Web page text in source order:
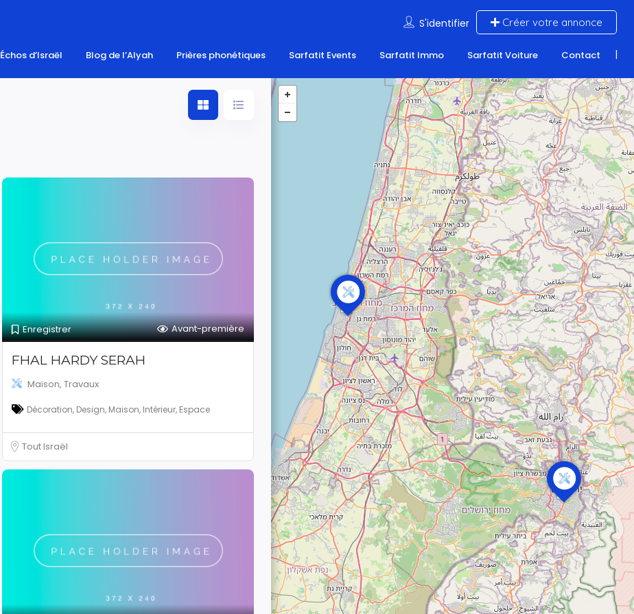
S'identifier Créer votre annonce
Échos d’Israël Blog de l’Alyah Prières phonétiques Sarfatit Events Sarfatit Immo Sarfatit Voiture Contact
Enregistrer Avant-première
FHAL HARDY SERAH
Maison, Travaux
Décoration, Design, Maison, Intérieur, Espace
Tout Israël